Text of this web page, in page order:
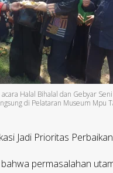
Halal Bihalal dan Gebyar
di Pelataran Museum Mpu
Jadi Prioritas Perbaikan
permasalahan